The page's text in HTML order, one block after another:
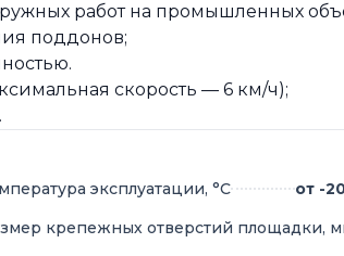
работ на промышленных
поддонов;
скорость — 6 км/ч);
эксплуатации, °С
от -
крепежных отверстий площадки,